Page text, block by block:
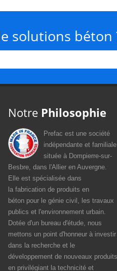
solutions
Notre Philosophie
Prefac est une société
indépendante et familiale
située à Dompierre-sur-
Besbre, dans l'Allier en Auvergne.
Elle est spécialisée dans
la fabrication de produits en
béton pour le génie civil, les travaux
publics et l'environnement urbain.
Dotée d'un bureau d'étude, nous
mettons un point d'honneur à investir
dans la recherche et le
développement de nouveaux produits
en privilégiant la technicité et